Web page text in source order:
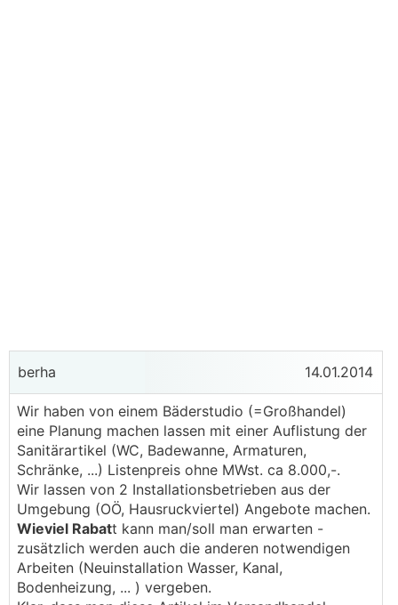
berha 14.01.2014
Wir haben von einem Bäderstudio (=Großhandel)
eine Planung machen lassen mit einer Auflistung der
Sanitärartikel (WC, Badewanne, Armaturen,
Schränke, ...) Listenpreis ohne MWst. ca 8.000,-.
Wir lassen von 2 Installationsbetrieben aus der
Umgebung (OÖ, Hausruckviertel) Angebote machen.
Wieviel Rabatt kann man/soll man erwarten -
zusätzlich werden auch die anderen notwendigen
Arbeiten (Neuinstallation Wasser, Kanal,
Bodenheizung, ... ) vergeben.